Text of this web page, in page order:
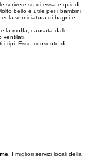
scrivere su di essa e quindi
bello e utile per i bambini.
la verniciatura di bagni e
la muffa, causata dalle
ventilati.
i tipi. Esso consente di
. I migliori servizi locali della